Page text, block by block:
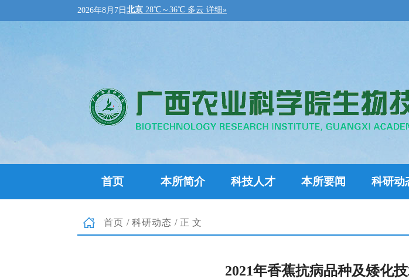
2026年8月7日
首页 本所简介 科技人才 本所要闻 科研动
首页 / 科研动态 /正文
2021年香蕉抗病品种及矮化